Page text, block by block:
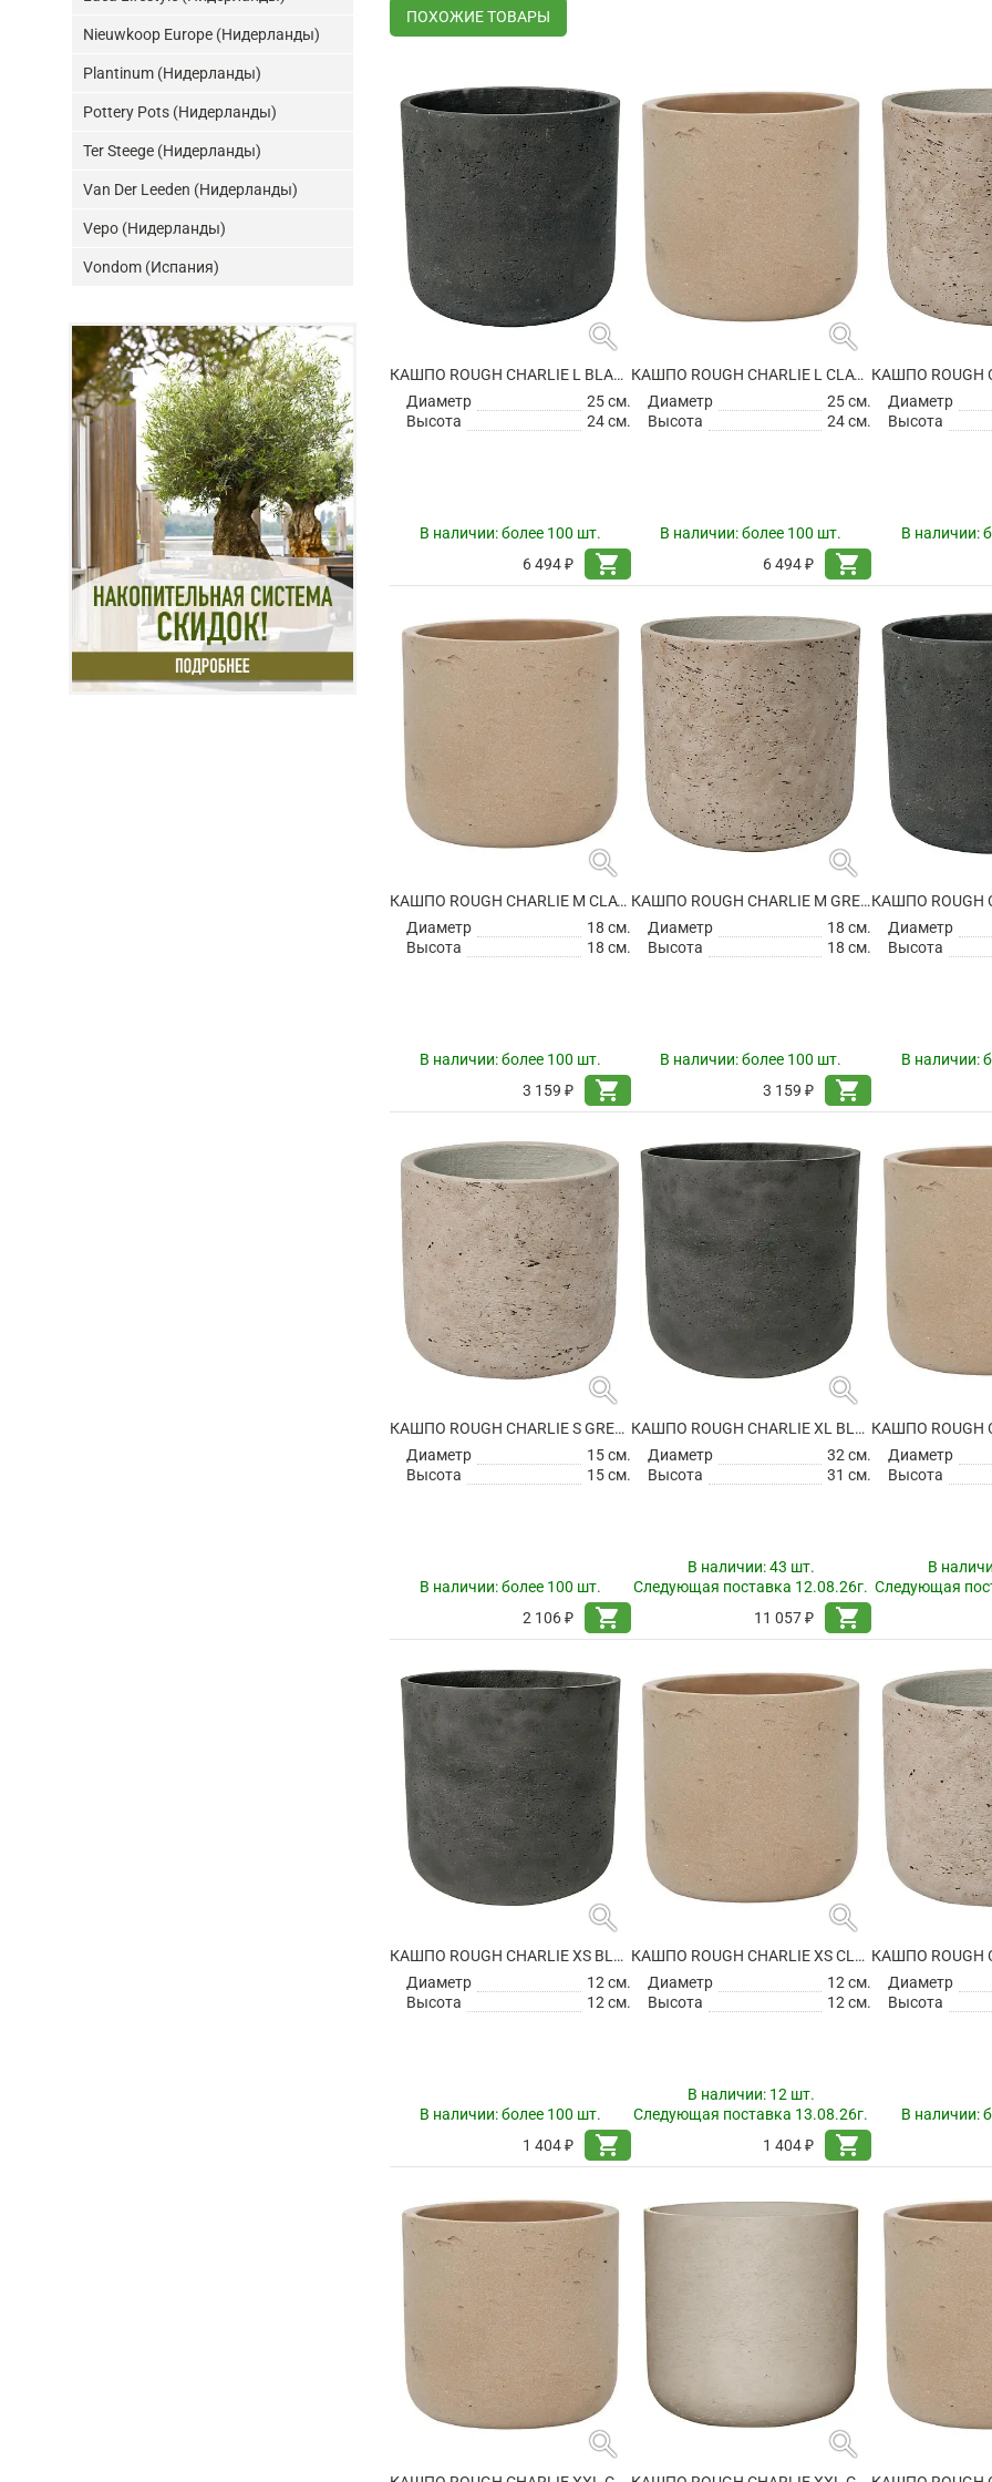
ПОХОЖИЕ ТОВАРЫ
search
КАШПО ROUGH CHARLIE L BLACK WASHED
Диаметр
25 см.
Высота
24 см.
В наличии:более 100 шт.
6 494 ₽
shopping_cart
search
КАШПО ROUGH CHARLIE L CLAY WASHED
Диаметр
25 см.
Высота
24 см.
В наличии:более 100 шт.
6 494 ₽
shopping_cart
Диаметр
Высота
В наличии:
search
КАШПО ROUGH CHARLIE M CLAY WASHED
Диаметр
18 см.
Высота
18 см.
В наличии:более 100 шт.
3 159 ₽
shopping_cart
search
КАШПО ROUGH CHARLIE M GREY WASHED
Диаметр
18 см.
Высота
18 см.
В наличии:более 100 шт.
3 159 ₽
shopping_cart
Диаметр
Высота
В наличии:
search
КАШПО ROUGH CHARLIE S GREY WASHED
Диаметр
15 см.
Высота
15 см.
В наличии:более 100 шт.
2 106 ₽
shopping_cart
search
КАШПО ROUGH CHARLIE XL BLACK WASHED
Диаметр
32 см.
Высота
31 см.
В наличии:43 шт.
Следующая поставка 12.08.26г.
11 057 ₽
shopping_cart
Диаметр
Высота
В
Следующая
search
КАШПО ROUGH CHARLIE XS BLACK WASHED
Диаметр
12 см.
Высота
12 см.
В наличии:более 100 шт.
1 404 ₽
shopping_cart
search
КАШПО ROUGH CHARLIE XS CLAY WASHED
Диаметр
12 см.
Высота
12 см.
В наличии: 12 шт.
Следующая поставка 13.08.26г.
1 404 ₽
shopping_cart
Диаметр
Высота
В наличии:
search search
Nieuwkoop Europe (Нидерланды)
Plantinum (Нидерланды)
Pottery Pots (Нидерланды)
Ter Steege (Нидерланды)
Van Der Leeden (Нидерланды)
Vepo (Нидерланды)
Vondom (Испания)